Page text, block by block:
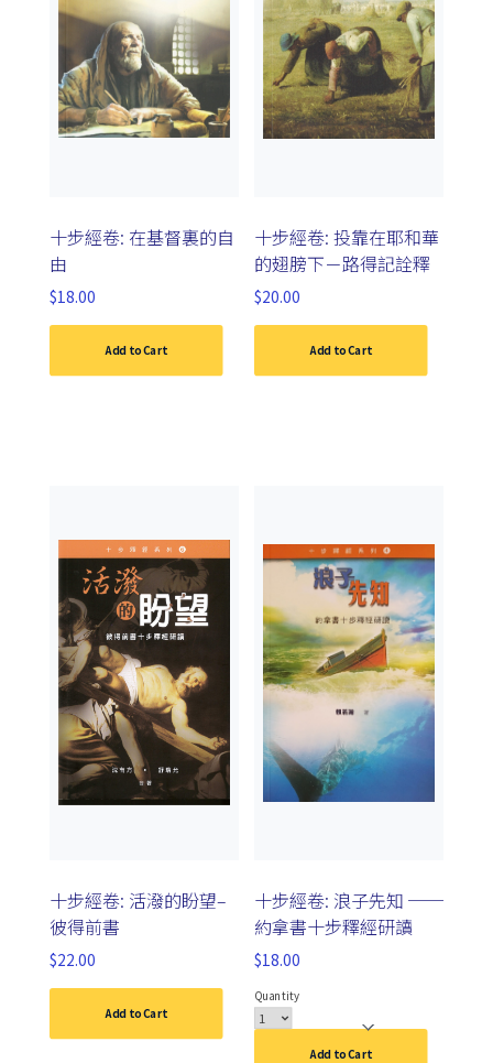
十步經卷: 在基督裏的自
由
$18.00
Add to Cart
十步經卷: 投靠在耶和華
的翅膀下－路得記詮釋
$20.00
Add to Cart
十步經卷: 活潑的盼望–
彼得前書
$22.00
Add to Cart
十步經卷: 浪子先知 ──
約拿書十步釋經研讀
$18.00
Quantity
Add to Cart